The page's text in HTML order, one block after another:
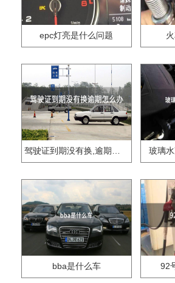
epc灯亮是什么问题
驾驶证到期没有换,逾期怎么办?? 玻璃
bba是什么车 92